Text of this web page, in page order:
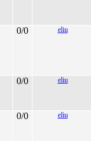
0/0 eliu
0/0 eliu
0/0 eliu